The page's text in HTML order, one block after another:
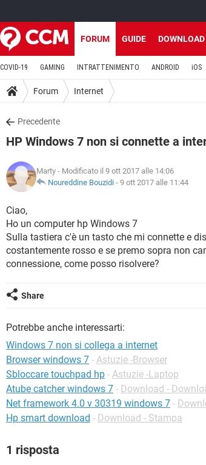
FORUM GUIDE DOWNLOAD
COVID-19 GAMING INTRATTENIMENTO ANDROID iOS
Forum Internet
Precedente
HP Windows 7 non si connette a
Marty - Modificato il 9 ott 2017 alle 14:06
Noureddine Bouzidi - 9 ott 2017 alle 11:44
Ciao,
Ho un computer hp Windows 7
Sulla tastiera c'è un tasto che mi connette e
costantemente rosso e se premo sopra non
connessione, come posso risolvere?
Share
Potrebbe anche interessarti:
Windows 7 non si collega a internet
Browser windows 7 - Astuzie -Browser
Sbloccare touchpad hp - Astuzie -Laptop
Atube catcher windows 7 - Download -
Net framework 4.0 v 30319 windows 7 -
Hp smart download - Download - Stampa
1 risposta